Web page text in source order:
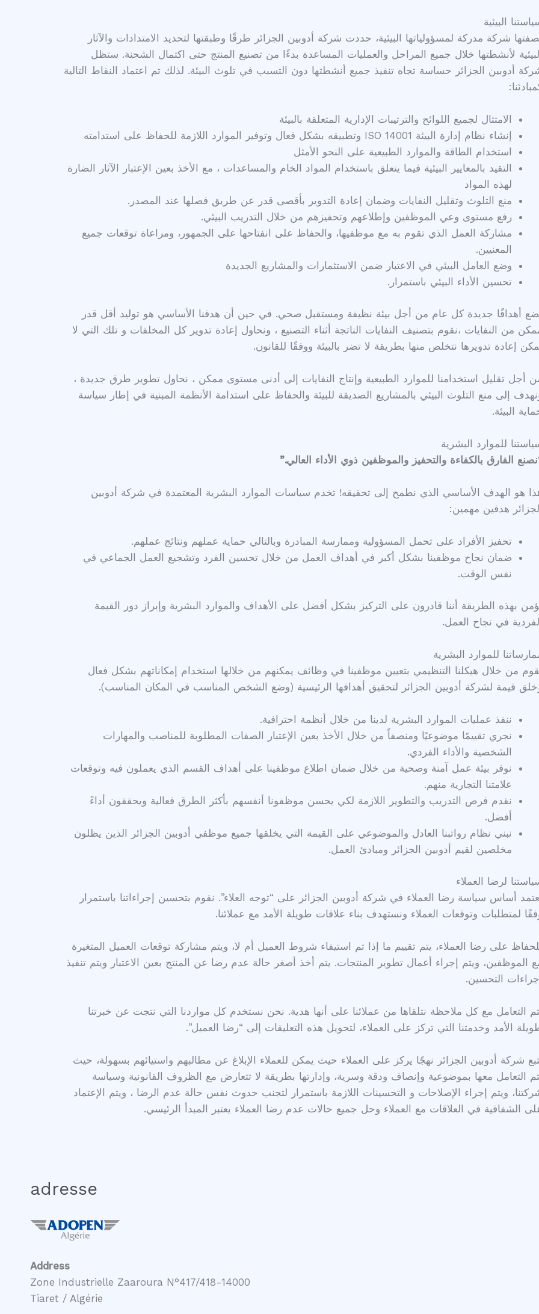
البيئية
شركة مدركة لمسؤولياتها البيئية، حددت شركة أدوبين الجزائر طرقًا وطبقتها لتحديد الامتدادات والآثار
لأنشطتها خلال جميع المراحل والعمليات المساعدة بدءًا من تصنيع المنتج حتى اكتمال الشحنة. ستظل
أدوبين الجزائر حساسة تجاه تنفيذ جميع أنشطتها دون التسبب في تلوث البيئة. لذلك تم اعتماد النقاط التالية
الامتثال لجميع اللوائح والترتيبات الإدارية المتعلقة بالبيئة
إنشاء نظام إدارة البيئة ISO 14001 وتطبيقه بشكل فعال وتوفير الموارد اللازمة للحفاظ على استدامته
استخدام الطاقة والموارد الطبيعية على النحو الأمثل
التقيد بالمعايير البيئية فيما يتعلق باستخدام المواد الخام والمساعدات ، مع الأخذ بعين الإعتبار الآثار الضارة
لهذه المواد
منع التلوث وتقليل النفايات وضمان إعادة التدوير بأقصى قدر عن طريق فصلها عند المصدر.
رفع مستوى وعي الموظفين وإطلاعهم وتحفيزهم من خلال التدريب البيئي.
مشاركة العمل الذي تقوم به مع موظفيها، والحفاظ على انفتاحها على الجمهور، ومراعاة توقعات جميع
المعنيين.
وضع العامل البيئي في الاعتبار ضمن الاستثمارات والمشاريع الجديدة
تحسين الأداء البيئي باستمرار.
أهدافًا جديدة كل عام من أجل بيئة نظيفة ومستقبل صحي. في حين أن هدفنا الأساسي هو توليد أقل قدر
من النفايات ،نقوم بتصنيف النفايات الناتجة أثناء التصنيع ، ونحاول إعادة تدوير كل المخلفات و تلك التي لا
إعادة تدويرها نتخلص منها بطريقة لا تضر بالبيئة ووفقًا للقانون.
أجل تقليل استخدامنا للموارد الطبيعية وإنتاج النفايات إلى أدنى مستوى ممكن ، نحاول تطوير طرق جديدة ،
إلى منع التلوث البيئي بالمشاريع الصديقة للبيئة والحفاظ على استدامة الأنظمة المبنية في إطار سياسة
البيئة.
للموارد البشرية
نصنع الفارق بالكفاءة والتحفيز والموظفين ذوي الأداء العالي.”
هو الهدف الأساسي الذي نطمح إلى تحقيقه! تخدم سياسات الموارد البشرية المعتمدة في شركة أدوبين
الجزائر هدفين مهمين:
تحفيز الأفراد على تحمل المسؤولية وممارسة المبادرة وبالتالي حماية عملهم ونتائج عملهم.
ضمان نجاح موظفينا بشكل أكبر في أهداف العمل من خلال تحسين الفرد وتشجيع العمل الجماعي في
نفس الوقت.
بهذه الطريقة أننا قادرون على التركيز بشكل أفضل على الأهداف والموارد البشرية وإبراز دور القيمة
في نجاح العمل.
للموارد البشرية
من خلال هيكلنا التنظيمي بتعيين موظفينا في وظائف يمكنهم من خلالها استخدام إمكاناتهم بشكل فعال
قيمة لشركة أدوبين الجزائر لتحقيق أهدافها الرئيسية (وضع الشخص المناسب في المكان المناسب).
ننفذ عمليات الموارد البشرية لدينا من خلال أنظمة احترافية.
نجري تقييمًا موضوعيًا ومنصفاً من خلال الأخذ بعين الإعتبار الصفات المطلوبة للمناصب والمهارات
الشخصية والأداء الفردي.
نوفر بيئة عمل آمنة وصحية من خلال ضمان اطلاع موظفينا على أهداف القسم الذي يعملون فيه وتوقعات
علامتنا التجارية منهم.
نقدم فرص التدريب والتطوير اللازمة لكي يحسن موظفونا أنفسهم بأكثر الطرق فعالية ويحققون أداءً
أفضل.
نبني نظام رواتبنا العادل والموضوعي على القيمة التي يخلقها جميع موظفي أدوبين الجزائر الذين يظلون
مخلصين لقيم أدوبين الجزائر ومبادئ العمل.
لرضا العملاء
أساس سياسة رضا العملاء في شركة أدوبين الجزائر على “توجه العلاء”. نقوم بتحسين إجراءاتنا باستمرار
لمتطلبات وتوقعات العملاء ونستهدف بناء علاقات طويلة الأمد مع عملائنا.
على رضا العملاء، يتم تقييم ما إذا تم استيفاء شروط العميل أم لا، ويتم مشاركة توقعات العميل المتغيرة
الموظفين، ويتم إجراء أعمال تطوير المنتجات. يتم أخذ أصغر حالة عدم رضا عن المنتج بعين الاعتبار ويتم تنفيذ
التحسين.
التعامل مع كل ملاحظة نتلقاها من عملائنا على أنها هدية. نحن نستخدم كل مواردنا التي نتجت عن خبرتنا
الأمد وخدمتنا التي تركز على العملاء، لتحويل هذه التعليقات إلى “رضا العميل”.
شركة أدوبين الجزائر نهجًا يركز على العملاء حيث يمكن للعملاء الإبلاغ عن مطالبهم واستيائهم بسهولة، حيث
التعامل معها بموضوعية وإنصاف ودقة وسرية، وإدارتها بطريقة لا تتعارض مع الظروف القانونية وسياسة
ويتم إجراء الإصلاحات و التحسينات اللازمة باستمرار لتجنب حدوث نفس حالة عدم الرضا ، ويتم الإعتماد
الشفافية في العلاقات مع العملاء وحل جميع حالات عدم رضا العملاء يعتبر المبدأ الرئيسي.
adresse
Address
Zone Industrielle Zaaroura N°417/418-14000
Tiaret / Algérie